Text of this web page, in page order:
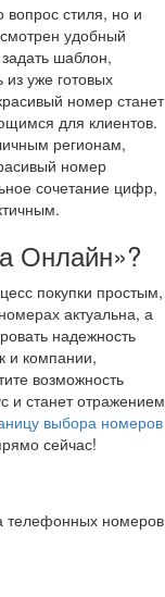
стиля, но и
удобный
шаблон,
уже готовых
номер станет
для клиентов.
регионам,
номер
сочетание цифр,
Онлайн»?
покупки простым,
актуальна, а
надежность
и компании,
возможность
и станет отражением
выбора номеров
сейчас!
телефонных номеров